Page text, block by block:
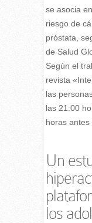
se asocia
riesgo de
próstata,
de Salud
Según el
revista
las
las 21:00
horas antes
Un
los